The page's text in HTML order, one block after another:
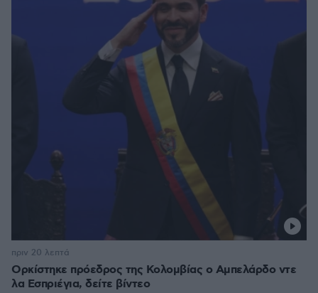
Ορκίστηκε πρόεδρος της Κολομβίας ο Αμπελάρδο ντε
λα Εσπριέγια, δείτε βίντεο
πριν 20 λεπτά